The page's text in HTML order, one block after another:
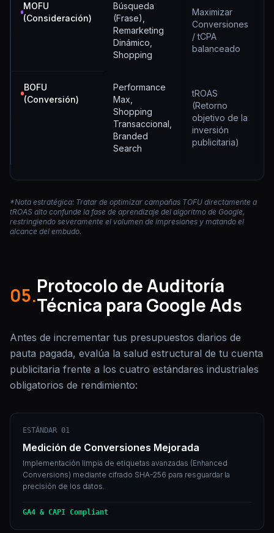
MOFU
(Consideración)
Búsqueda
(Frase),
Remarketing
Dinámico,
Shopping
Maximizar
Conversiones
/ tCPA
balanceado
BOFU
(Conversión)
Performance
Max,
Shopping
Transaccional,
Branded
Search
tROAS
(Retorno
objetivo de la
inversión
publicitaria)
*Nota estratégica: Tratar de optimizar campañas TOFU directamente a
tROAS alto confunde la fase de aprendizaje del algoritmo de Google,
restringiendo severamente el volumen de impresiones y matando el
alcance del embudo.
05.Protocolo de Auditoría
Técnica para Google Ads
Antes de incrementar tus presupuestos diarios de
pauta pagada, evalúa la salud estructural de tu cuenta
publicitaria frente a los cuatro estándares industriales
obligatorios de rendimiento:
ESTÁNDAR 01
Medición de Conversiones Mejorada
Implementación limpia de etiquetas avanzadas (Enhanced
Conversions) mediante cifrado SHA-256 para resguardar la
precisión de los datos.
GA4 & CAPI Compliant